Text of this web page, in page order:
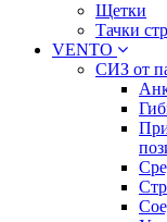
Щетки
Тачки
VENTO
СИЗ от